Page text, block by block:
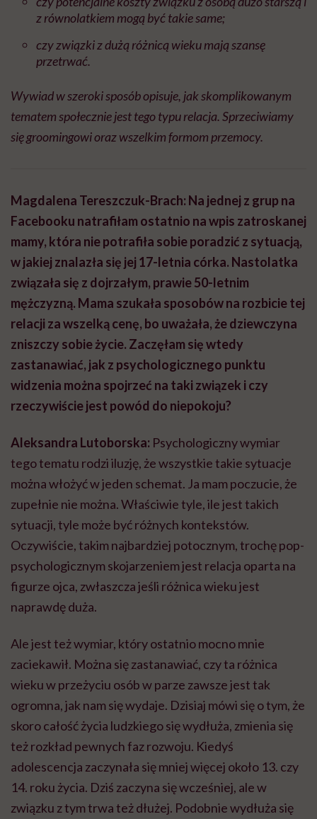
z równolatkiem mogą być takie same;
czy związki z dużą różnicą wieku mają szansę
przetrwać.
Wywiad w szeroki sposób opisuje, jak skomplikowanym
tematem społecznie jest tego typu relacja. Sprzeciwiamy
się groomingowi oraz wszelkim formom przemocy.
Magdalena Tereszczuk-Brach: Na jednej z grup na
Facebooku natrafiłam ostatnio na wpis zatroskanej
mamy, która nie potrafiła sobie poradzić z sytuacją,
w jakiej znalazła się jej 17-letnia córka. Nastolatka
związała się z dojrzałym, prawie 50-letnim
mężczyzną. Mama szukała sposobów na rozbicie tej
relacji za wszelką cenę, bo uważała, że dziewczyna
zniszczy sobie życie. Zaczęłam się wtedy
zastanawiać, jak z psychologicznego punktu
widzenia można spojrzeć na taki związek i czy
rzeczywiście jest powód do niepokoju?
Aleksandra Lutoborska: Psychologiczny wymiar
tego tematu rodzi iluzję, że wszystkie takie sytuacje
można włożyć w jeden schemat. Ja mam poczucie, że
zupełnie nie można. Właściwie tyle, ile jest takich
sytuacji, tyle może być różnych kontekstów.
Oczywiście, takim najbardziej potocznym, trochę pop-
psychologicznym skojarzeniem jest relacja oparta na
figurze ojca, zwłaszcza jeśli różnica wieku jest
naprawdę duża.
Ale jest też wymiar, który ostatnio mocno mnie
zaciekawił. Można się zastanawiać, czy ta różnica
wieku w przeżyciu osób w parze zawsze jest tak
ogromna, jak nam się wydaje. Dzisiaj mówi się o tym, że
skoro całość życia ludzkiego się wydłuża, zmienia się
też rozkład pewnych faz rozwoju. Kiedyś
adolescencja zaczynała się mniej więcej około 13. czy
14. roku życia. Dziś zaczyna się wcześniej, ale w
związku z tym trwa też dłużej. Podobnie wydłuża się